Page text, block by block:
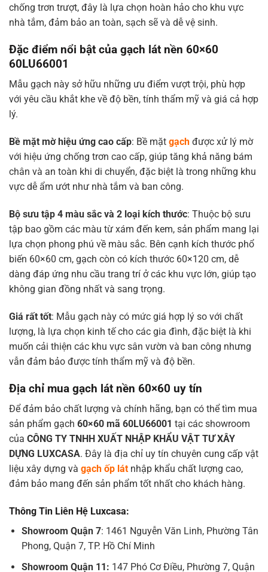
chống trơn trượt, đây là lựa chọn hoàn hảo cho khu vực
nhà tắm, đảm bảo an toàn, sạch sẽ và dễ vệ sinh.
Đặc điểm nổi bật của gạch lát nền 60×60
60LU66001
Mẫu gạch này sở hữu những ưu điểm vượt trội, phù hợp
với yêu cầu khắt khe về độ bền, tính thẩm mỹ và giá cả hợp
lý.
Bề mặt mờ hiệu ứng cao cấp: Bề mặt gạch được xử lý mờ
với hiệu ứng chống trơn cao cấp, giúp tăng khả năng bám
chân và an toàn khi di chuyển, đặc biệt là trong những khu
vực dễ ẩm ướt như nhà tắm và ban công.
Bộ sưu tập 4 màu sắc và 2 loại kích thước: Thuộc bộ sưu
tập bao gồm các màu từ xám đến kem, sản phẩm mang lại
lựa chọn phong phú về màu sắc. Bên cạnh kích thước phổ
biến 60×60 cm, gạch còn có kích thước 60×120 cm, dễ
dàng đáp ứng nhu cầu trang trí ở các khu vực lớn, giúp tạo
không gian đồng nhất và sang trọng.
Giá rất tốt: Mẫu gạch này có mức giá hợp lý so với chất
lượng, là lựa chọn kinh tế cho các gia đình, đặc biệt là khi
muốn cải thiện các khu vực sân vườn và ban công nhưng
vẫn đảm bảo được tính thẩm mỹ và độ bền.
Địa chỉ mua gạch lát nền 60×60 uy tín
Để đảm bảo chất lượng và chính hãng, bạn có thể tìm mua
sản phẩm gạch 60×60 mã 60LU66001 tại các showroom
của CÔNG TY TNHH XUẤT NHẬP KHẨU VẬT TƯ XÂY
DỰNG LUXCASA. Đây là địa chỉ uy tín chuyên cung cấp vật
liệu xây dựng và gạch ốp lát nhập khẩu chất lượng cao,
đảm bảo mang đến sản phẩm tốt nhất cho khách hàng.
Thông Tin Liên Hệ Luxcasa:
Showroom Quận 7: 1461 Nguyễn Văn Linh, Phường Tân
Phong, Quận 7, TP. Hồ Chí Minh
Showroom Quận 11: 147 Phó Cơ Điều, Phường 7, Quận